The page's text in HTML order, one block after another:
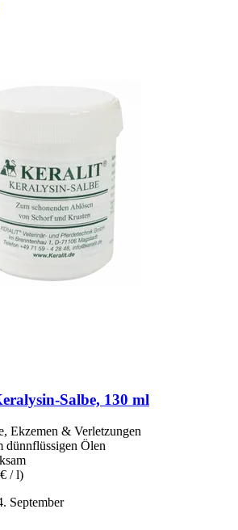
​Salbe, 130 ml
Ekzemen & Verletzungen
dünnflüssigen Ölen
/ l)
September